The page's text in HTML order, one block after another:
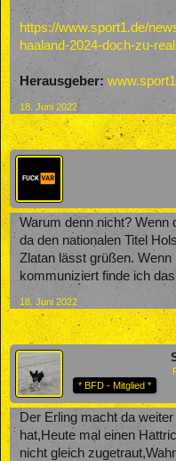
https://www.sport1.de/
haaland-2024-doch-zu-
Herausgeber:
18. Juni 2022
Warum denn nicht? Wenn
da den nationalen Titel
Zlatan lässt grüßen. Wenn
kommuniziert finde ich
18. Juni 2022
* BFD - Mitglied *
Der Erling macht da
hat,Heute mal einen
nicht gleich